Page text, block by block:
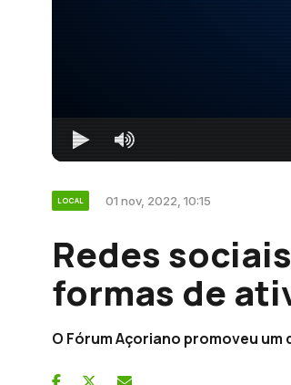
LOCAL 01 nov, 2022, 10:15
Redes
formas de
O Fórum Açoriano promoveu